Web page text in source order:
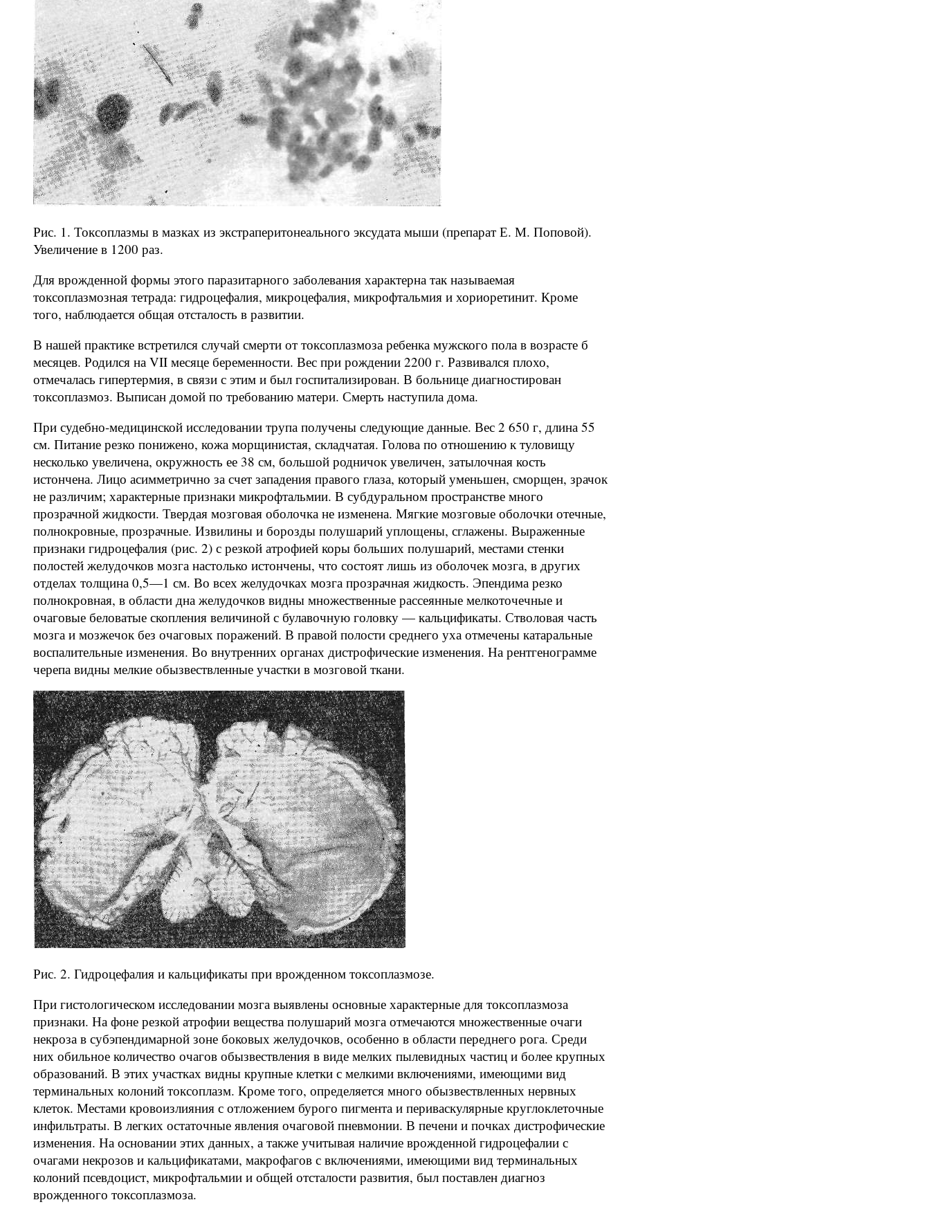
Рис. 1. Токсоплазмы в мазках из экстраперитонеального эксудата мыши (препарат Е. М. Поповой).
Увеличение в 1200 раз.
Для врожденной формы этого паразитарного заболевания характерна так называемая
токсоплазмозная тетрада: гидроцефалия, микроцефалия, микрофтальмия и хориоретинит. Кроме
того, наблюдается общая отсталость в развитии.
В нашей практике встретился случай смерти от токсоплазмоза ребенка мужского пола в возрасте б
месяцев. Родился на VII месяце беременности. Вес при рождении 2200 г. Развивался плохо,
отмечалась гипертермия, в связи с этим и был госпитализирован. В больнице диагностирован
токсоплазмоз. Выписан домой по требованию матери. Смерть наступила дома.
При судебно-медицинской исследовании трупа получены следующие данные. Вес 2 650 г, длина 55
см. Питание резко понижено, кожа морщинистая, складчатая. Голова по отношению к туловищу
несколько увеличена, окружность ее 38 см, большой родничок увеличен, затылочная кость
истончена. Лицо асимметрично за счет западения правого глаза, который уменьшен, сморщен, зрачок
не различим; характерные признаки микрофтальмии. В субдуральном пространстве много
прозрачной жидкости. Твердая мозговая оболочка не изменена. Мягкие мозговые оболочки отечные,
полнокровные, прозрачные. Извилины и борозды полушарий уплощены, сглажены. Выраженные
признаки гидроцефалия (рис. 2) с резкой атрофией коры больших полушарий, местами стенки
полостей желудочков мозга настолько истончены, что состоят лишь из оболочек мозга, в других
отделах толщина 0,5—1 см. Во всех желудочках мозга прозрачная жидкость. Эпендима резко
полнокровная, в области дна желудочков видны множественные рассеянные мелкоточечные и
очаговые беловатые скопления величиной с булавочную головку — кальцификаты. Стволовая часть
мозга и мозжечок без очаговых поражений. В правой полости среднего уха отмечены катаральные
воспалительные изменения. Во внутренних органах дистрофические изменения. На рентгенограмме
черепа видны мелкие обызвествленные участки в мозговой ткани.
Рис. 2. Гидроцефалия и кальцификаты при врожденном токсоплазмозе.
При гистологическом исследовании мозга выявлены основные характерные для токсоплазмоза
признаки. На фоне резкой атрофии вещества полушарий мозга отмечаются множественные очаги
некроза в субэпендимарной зоне боковых желудочков, особенно в области переднего рога. Среди
них обильное количество очагов обызвествления в виде мелких пылевидных частиц и более крупных
образований. В этих участках видны крупные клетки с мелкими включениями, имеющими вид
терминальных колоний токсоплазм. Кроме того, определяется много обызвествленных нервных
клеток. Местами кровоизлияния с отложением бурого пигмента и периваскулярные круглоклеточные
инфильтраты. В легких остаточные явления очаговой пневмонии. В печени и почках дистрофические
изменения. На основании этих данных, а также учитывая наличие врожденной гидроцефалии с
очагами некрозов и кальцификатами, макрофагов с включениями, имеющими вид терминальных
колоний псевдоцист, микрофтальмии и общей отсталости развития, был поставлен диагноз
врожденного токсоплазмоза.